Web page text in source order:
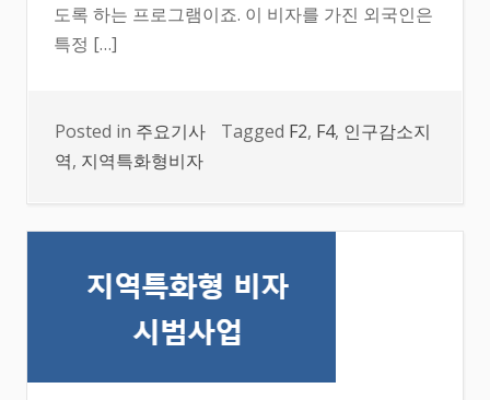
도록 하는 프로그램이죠. 이 비자를 가진 외국인은
특정 […]
Posted in 주요기사 Tagged F2, F4, 인구감소지
역, 지역특화형비자